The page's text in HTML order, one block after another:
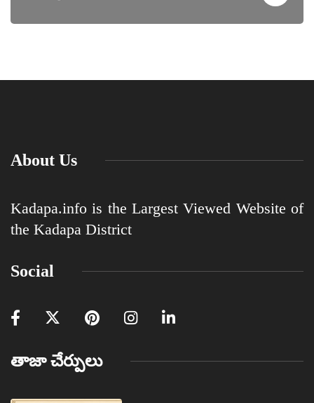
About Us
Kadapa.info is the Largest Viewed Website of
the Kadapa District
Social
తాజా చేర్పులు